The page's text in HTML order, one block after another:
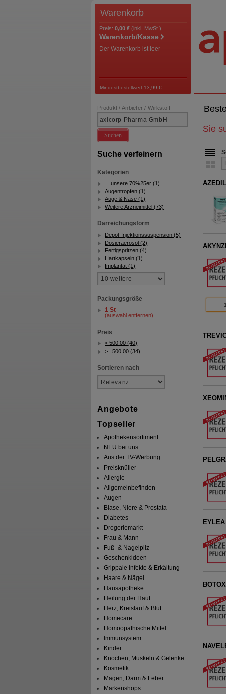
Warenkorb
Preis: 0,00 € (inkl. MwSt.)
Warenkorb/Kasse
Der Warenkorb ist leer
Mindestbestellwert 13,99 €
Produkt / Anbieter / Wirkstoff
Suchen
Suche verfeinern
Kategorien
... unsere 70%25er (1)
Augentropfen (1)
Auge & Nase (1)
Weitere Arzneimittel (73)
Darreichungsform
Depot-Injektionssuspension (5)
Dosieraerosol (2)
Fertigspritzen (4)
Hartkapseln (1)
Implantat (1)
Packungsgröße
1 St
(auswahl entfernen)
Preis
< 500.00 (40)
>= 500.00 (34)
Sortieren nach
Angebote
Topseller
Apothekensortiment
NEU bei uns
Aus der TV-Werbung
Preisknüller
Allergie
Allgemeinbefinden
Augen
Blase, Niere & Prostata
Diabetes
Drogeriemarkt
Frau & Mann
Fuß- & Nagelpilz
Geschenkideen
Grippale Infekte & Erkältung
Haare & Nägel
Hausapotheke
Heilung der Haut
Herz, Kreislauf & Blut
Homecare
Homöopathische Mittel
Immunsystem
Kinder
Knochen, Muskeln & Gelenke
Kosmetik
Magen, Darm & Leber
Markenshops
Sie